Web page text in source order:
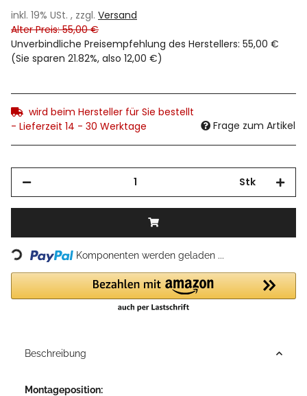
inkl. 19% USt. , zzgl. Versand
Alter Preis: 55,00 €
Unverbindliche Preisempfehlung des Herstellers: 55,00 €
(Sie sparen 21.82%, also 12,00 €)
wird beim Hersteller für Sie bestellt
- Lieferzeit 14 - 30 Werktage
Frage zum Artikel
Stk
Loading... Komponenten werden geladen ...
Beschreibung
Montageposition: